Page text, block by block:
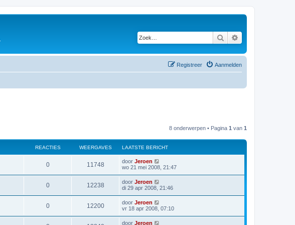
Zoek
Aanmelden
Registreer
8 onderwerpen • Pagina 1 van 1
REACTIES WEERGAVES LAATSTE BERICHT
0R
e
c
t
11748W
e
r
g
L
a
s
t
e
b
e
r
door Jeroen
wo 21 mei 2008, 21:47
0R
e
12238W
e
L
a
s
t
e
b
door Jeroen
di 29 apr 2008, 21:46
0R
e
12200W
e
L
a
door Jeroen
vr 18 apr 2008, 07:10
L
door Jeroen